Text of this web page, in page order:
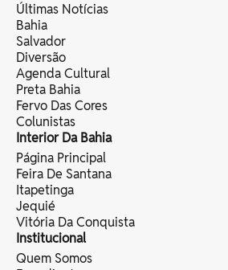
Últimas Notícias
Bahia
Salvador
Diversão
Agenda Cultural
Preta Bahia
Fervo Das Cores
Colunistas
Interior Da Bahia
Página Principal
Feira De Santana
Itapetinga
Jequié
Vitória Da Conquista
Institucional
Quem Somos